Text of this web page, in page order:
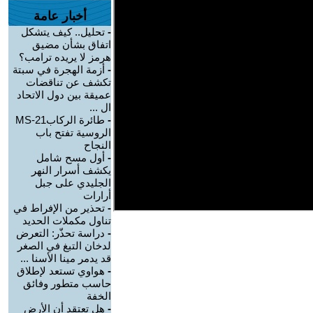
أخبار عامة
- تحليل.. كيف يتشكل
اتفاق بشأن مضيق
هرمز لا يريده ترامب؟
- أزمة الهجرة في سبتة
تكشف عن تناقضات
عميقة بين دول الاتحاد
ال ...
-
طائرة الركابMS-21
الروسية تفتح باب
النجاح
- أول مسح شامل
يكشف أسرار النهر
الجليدي على جبل
أرارات
- تحذير من الإفراط في
تناول مكملات الحديد
- دراسة تحذّر: التعرض
لدخان التبغ في الصغر
قد يدمر مينا الأسنا ...
- هواوي تستعد لإطلاق
حاسب متطور وفائق
الخفة
- هل تعتقد أن الأرض